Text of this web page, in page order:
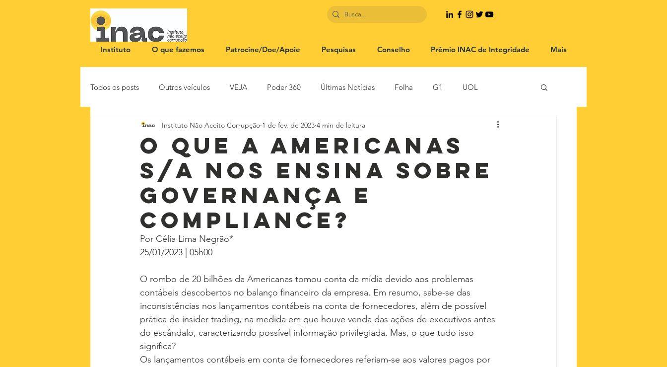
Instituto O que fazemos Patrocine/Doe/Apoie Pesquisas Conselho Prêmio INAC de Integridade Mais
Todos os posts Outros veículos VEJA Poder 360 Últimas Notícias Folha G1 UOL
NOTA PÚBLICA CEID SBT News Rádio Justiça Estadão
O que a Americanas
S/A nos ensina sobre
governança e
compliance?
Instituto Não Aceito Corrupção 1 de fev. de 2023 4 min de leitura
Por Célia Lima Negrão*
25/01/2023 | 05h00
O rombo de 20 bilhões da Americanas tomou conta da mídia devido aos problemas
contábeis descobertos no balanço financeiro da empresa. Em resumo, sabe-se das
inconsistências nos lançamentos contábeis na conta de fornecedores, além de possível
prática de insider trading, na medida em que houve venda das ações de executivos antes
do escândalo, caracterizando possível informação privilegiada. Mas, o que tudo isso
significa?
Os lançamentos contábeis em conta de fornecedores referiam-se aos valores pagos por